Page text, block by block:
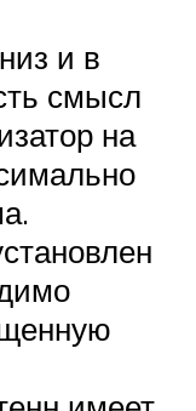
и в
смысл
на